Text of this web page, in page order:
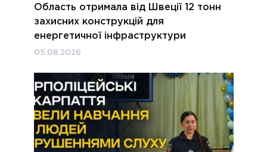
Область отримала від Швеції 12 тонн
захисних конструкцій для
енергетичної інфраструктури
05.08.2026